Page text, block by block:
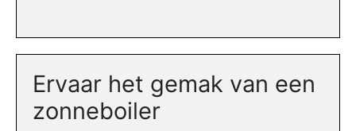
Ervaar het gemak van een
zonneboiler